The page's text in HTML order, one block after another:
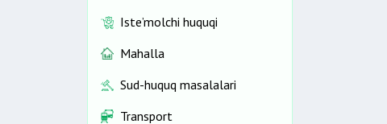
Iste’molchi huquqi
Mahalla
Sud-huquq masalalari
Transport